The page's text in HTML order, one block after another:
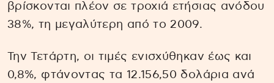
βρίσκονται πλέον σε τροχιά ετήσιας ανόδου
38%, τη μεγαλύτερη από το 2009.
Την Τετάρτη, οι τιμές ενισχύθηκαν έως και
0,8%, φτάνοντας τα 12.156,50 δολάρια ανά